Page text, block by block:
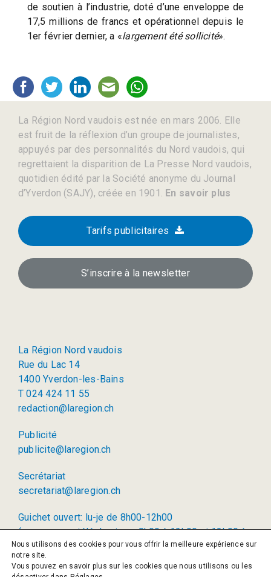
de soutien à l’industrie, doté d’une enveloppe de
17,5 millions de francs et opérationnel depuis le
1er février dernier, a «largement été sollicité».
La Région Nord vaudois est née en mars 2006. Elle
est fruit de la réflexion d’un groupe de journalistes,
appuyés par des personnalités du Nord vaudois, qui
regrettaient la disparition de La Presse Nord vaudois,
quotidien édité par la Société anonyme du Journal
d’Yverdon (SAJY), créée en 1901. En savoir plus
Tarifs publicitaires
S’inscrire à la newsletter
La Région Nord vaudois
Rue du Lac 14
1400 Yverdon-les-Bains
T 024 424 11 55
redaction@laregion.ch
Publicité
publicite@laregion.ch
Secrétariat
secretariat@laregion.ch
Guichet ouvert: lu-je de 8h00-12h00
(permanence téléphonique: 8h00 à 12h00 et 13h00 à
17h00)
© 2026 La Région SA
Nous utilisons des cookies pour vous offrir la meilleure expérience sur
notre site.
Vous pouvez en savoir plus sur les cookies que nous utilisons ou les